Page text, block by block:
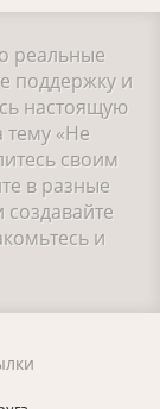
реальные
поддержку и
настоящую
«Не
своим
в разные
и